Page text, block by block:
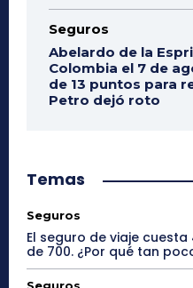
Seguros
Abelardo de la
Colombia el 7 de
de 13 puntos para
Petro dejó roto
Temas
Seguros
El seguro de viaje
de 700. ¿Por qué tan